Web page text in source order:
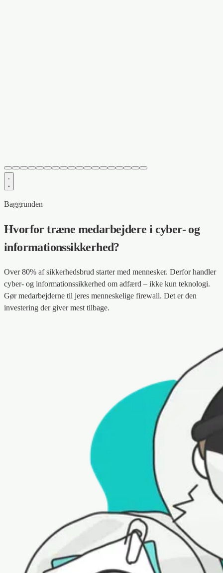
Baggrunden
Hvorfor træne medarbejdere i cyber- og
informationssikkerhed?
Over 80% af sikkerhedsbrud starter med mennesker. Derfor handler
cyber- og informationssikkerhed om adfærd – ikke kun teknologi.
Gør medarbejderne til jeres menneskelige firewall. Det er den
investering der giver mest tilbage.